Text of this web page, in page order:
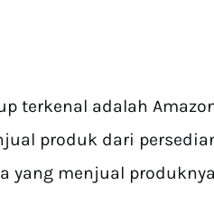
terkenal adalah
produk dari
yang menjual